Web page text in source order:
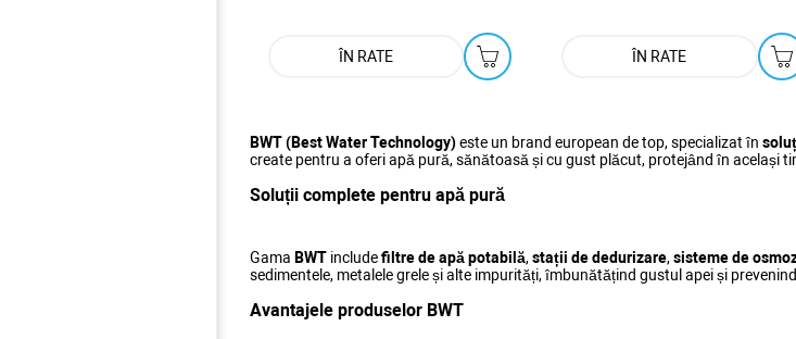
ÎN RATE ÎN RATE
BWT (Best Water Technology)este un brand european de top, specializat în
create pentru a oferi apă pură, sănătoasă și cu gust plăcut, protejând în același
Soluții complete pentru apă pură
Gama BWT includefiltre de apă potabilă,stații de dedurizare,sisteme de
sedimentele, metalele grele și alte impurități, îmbunătățind gustul apei și
Avantajele produselor BWT